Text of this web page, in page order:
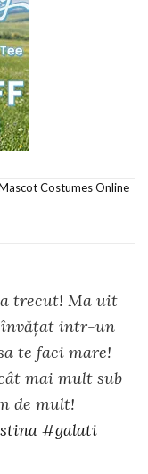
a trecut! Ma uit
învățat intr-un
te faci mare!
mai mult sub
de mult!
#galati